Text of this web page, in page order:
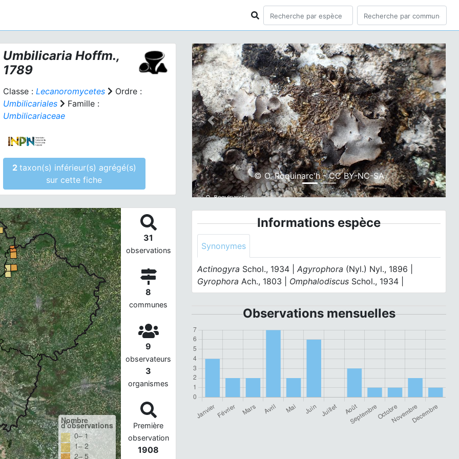
Umbilicaria Hoffm.,
1789
Classe : Lecanoromycetes
Ordre :
Umbilicariales
Famille :
Umbilicariaceae
2 taxon(s) inférieur(s) agrégé(s)
sur cette fiche
Nombre
d'observations
0– 1
1– 2
2– 5
31
observations
8
communes
9
observateurs
3
organismes
Première
observation
1908
© O. Roquinarc'h - CC BY-NC-SA
Previous Next
Informations espèce
Synonymes
Actinogyra Schol., 1934 |Agyrophora (Nyl.) Nyl., 1896 |
Gyrophora Ach., 1803 | Omphalodiscus Schol., 1934 |
Observations mensuelles